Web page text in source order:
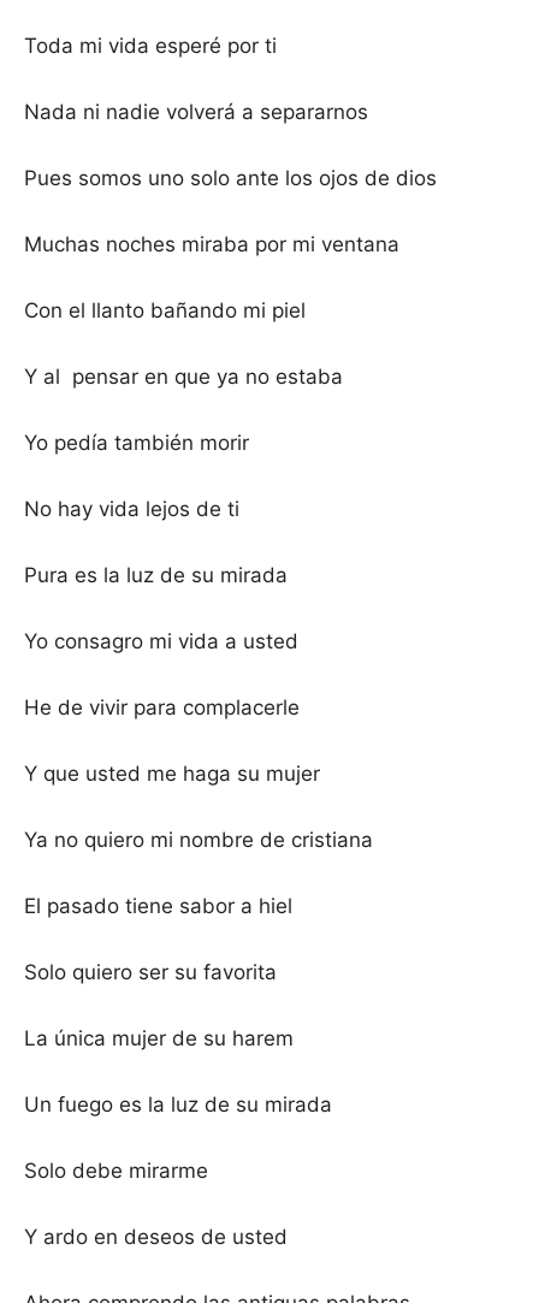
Toda mi vida esperé por ti
Nada ni nadie volverá a separarnos
Pues somos uno solo ante los ojos de dios
Muchas noches miraba por mi ventana
Con el llanto bañando mi piel
Y al pensar en que ya no estaba
Yo pedía también morir
No hay vida lejos de ti
Pura es la luz de su mirada
Yo consagro mi vida a usted
He de vivir para complacerle
Y que usted me haga su mujer
Ya no quiero mi nombre de cristiana
El pasado tiene sabor a hiel
Solo quiero ser su favorita
La única mujer de su harem
Un fuego es la luz de su mirada
Solo debe mirarme
Y ardo en deseos de usted